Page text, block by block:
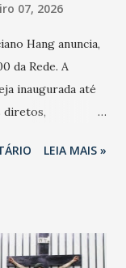
07, 2026
Hang anuncia,
da Rede. A
inaugurada até
diretos,
mas
LEIA MAIS »